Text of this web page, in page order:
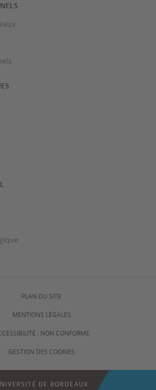
PLAN DU SITE
MENTIONS LÉGALES
: NON CONFORME
GESTION DES COOKIES
DE BORDEAUX